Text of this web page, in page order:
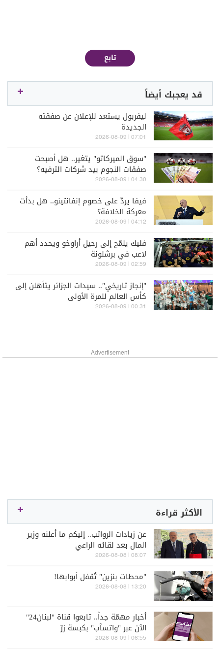
تابع
قد يعجبك أيضاً
ليفربول يستعد للإعلان عن صفقته
الجديدة
07:01 | 2026-08-09
"سوق الميركاتو" يتغير.. هل أصبحت
صفقات النجوم بيد شركات الترفيه؟
04:30 | 2026-08-09
فيفا يردّ على خصوم إنفانتينو.. هل بدأت
معركة الخلافة؟
04:12 | 2026-08-09
فليك يلمّح إلى رحيل أراوخو ويحدد أهم
لاعب في برشلونة
02:59 | 2026-08-09
"إنجاز تاريخي".. سيدات الجزائر يتأهلن إلى
كأس العالم للمرة الأولى
00:31 | 2026-08-09
Advertisement
الأكثر قراءة
عن زيادات الرواتب.. إليكم ما أعلنه وزير
المال بعد لقائه الراعي
08:07 | 2026-08-08
"محطات بنزين" تُقفل أبوابها!
13:20 | 2026-08-08
أخبار مهمّة جداً.. تابعوا قناة "لبنان24"
الآن عبر "واتسآب" بكبسة زرّ
06:55 | 2026-08-09